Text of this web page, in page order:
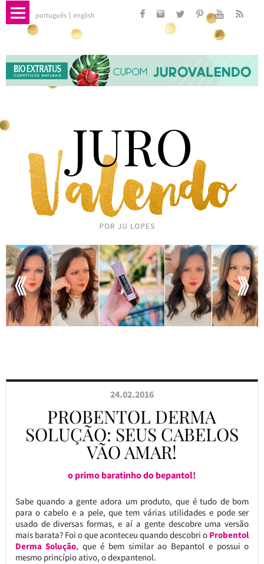
português english
24.02.2016
PROBENTOL DERMA
SOLUÇÃO: SEUS CABELOS
VÃO AMAR!
o primo baratinho do bepantol!
Sabe quando a gente adora um produto, que é tudo de bom
para o cabelo e a pele, que tem várias utilidades e pode ser
usado de diversas formas, e aí a gente descobre uma versão
mais barata? Foi o que aconteceu quando descobri o Probentol
Derma Solução, que é bem similar ao Bepantol e possui o
mesmo princípio ativo, o dexpantenol.